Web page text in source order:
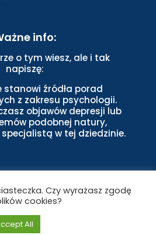
info:
o tym wiesz, ale i tak
napiszę:
stanowi źródła porad
z zakresu psychologii.
objawów depresji lub
podobnej natury,
w tej dziedzinie.
Life Builder. Wszystkie prawa
Czy wyrażasz zgodę
cookies?
All